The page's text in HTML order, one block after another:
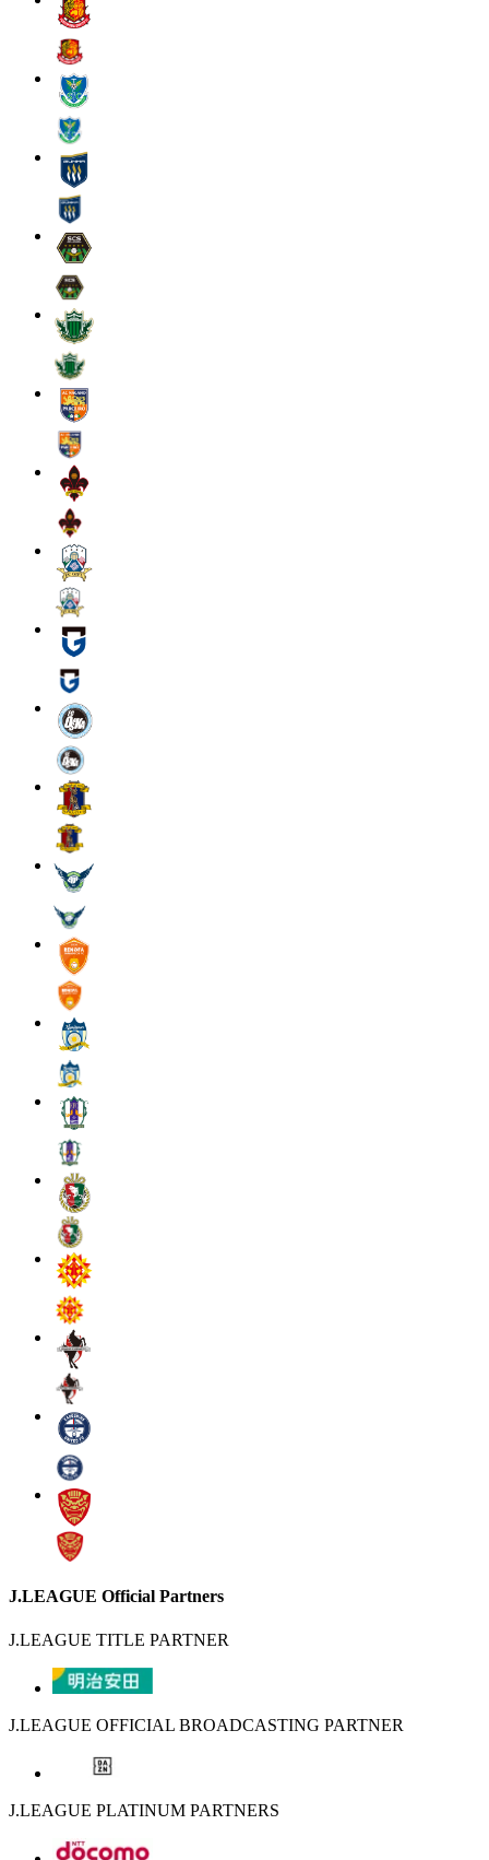
J.LEAGUE Official Partners
J.LEAGUE TITLE PARTNER
J.LEAGUE OFFICIAL BROADCASTING PARTNER
J.LEAGUE PLATINUM PARTNERS